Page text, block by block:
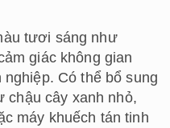
tươi sáng như
giác không gian
Có thể bổ sung
chậu cây xanh nhỏ,
máy khuếch tán tinh